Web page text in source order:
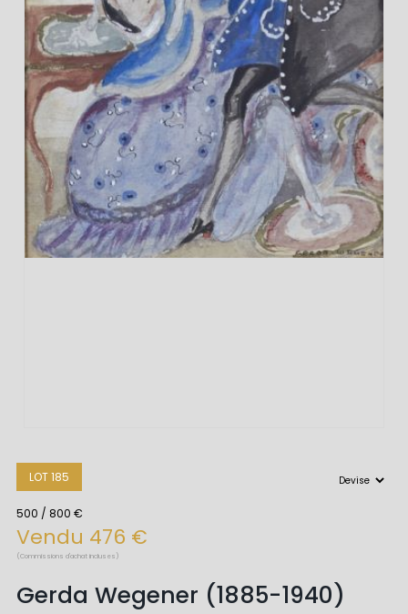
LOT 185
500 / 800 €
Vendu 476 €
(Commissions d'achat incluses)
Gerda Wegener (1885-1940)